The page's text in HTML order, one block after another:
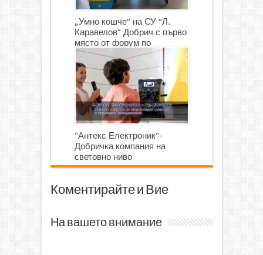
„Умно кошче“ на СУ “Л.
Каравелов” Добрич с първо
място от форум по
роботика
"Антекс Електроник"-
Добричка компания на
световно ниво
Коментирайте и Вие
На вашето внимание